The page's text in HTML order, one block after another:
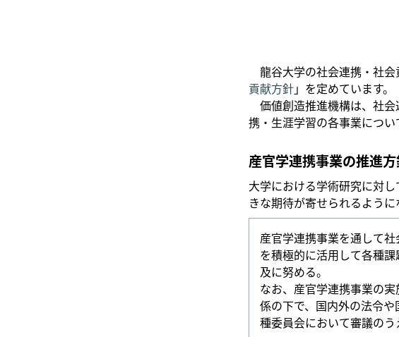
龍谷大学の社会連携・社
貢献方針」を定めています。
価値創造推進機構は、社
携・生涯学習の各事業につい
産官学連携事業の推進
大学における学術研究に対
きな期待が寄せられるように
産官学連携事業を通して
を積極的に活用して各種
及に努める。
なお、産官学連携事業の
係の下で、国内外の法令
種委員会において審議のう